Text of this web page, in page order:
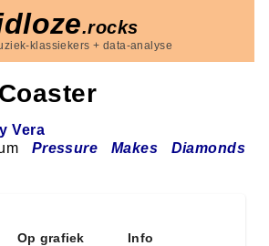
.rocks
klassiekers + data-analyse
Vera
Pressure Makes Diamonds
Op grafiek Info